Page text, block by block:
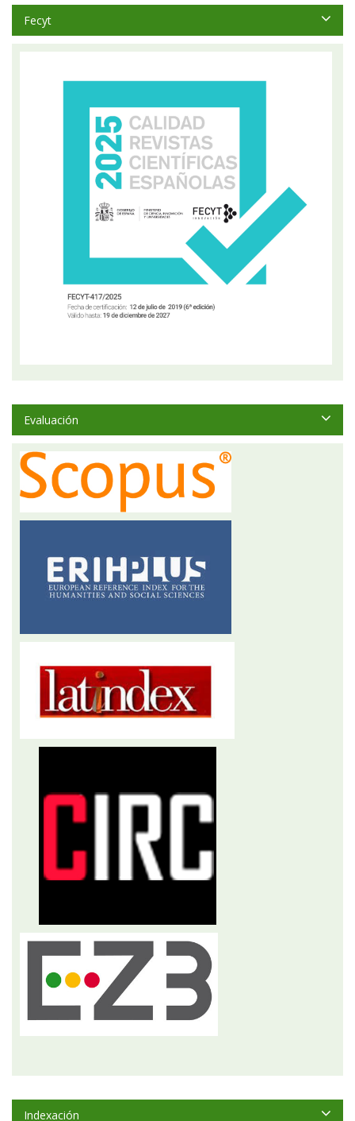
Fecyt
Evaluación
Indexación